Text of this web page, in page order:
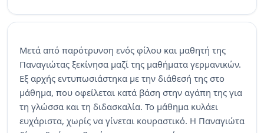
Μετά από παρότρυνση ενός φίλου και μαθητή της
Παναγιώτας ξεκίνησα μαζί της μαθήματα γερμανικών.
Εξ αρχής εντυπωσιάστηκα με την διάθεσή της στο
μάθημα, που οφείλεται κατά βάση στην αγάπη της για
τη γλώσσα και τη διδασκαλία. Το μάθημα κυλάει
ευχάριστα, χωρίς να γίνεται κουραστικό. Η Παναγιώτα